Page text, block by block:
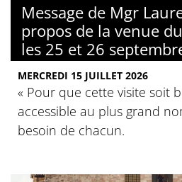
Message de Mgr
propos de la venue
les 25 et 26
MERCREDI 15 JUILLET 2026
« Pour que cette visite soit
accessible au plus grand
besoin de chacun.